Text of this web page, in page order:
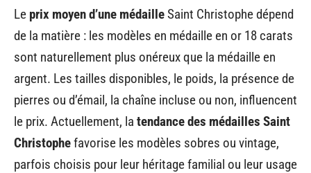
Le prix moyen d’une médailleSaint Christophe dépend
de la matière : les modèles en médaille en or 18 carats
sont naturellement plus onéreux que la médaille en
argent. Les tailles disponibles, le poids, la présence de
pierres ou d’émail, la chaîne incluse ou non, influencent
le prix. Actuellement, la tendance des médailles Saint
Christophefavorise les modèles sobres ou vintage,
parfois choisis pour leur héritage familial ou leur usage